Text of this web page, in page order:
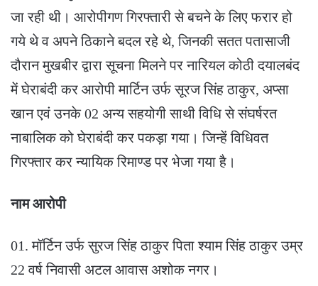
जा रही थी। आरोपीगण गिरफ्तारी से बचने के लिए फरार हो
गये थे व अपने ठिकाने बदल रहे थे, जिनकी सतत पतासाजी
दौरान मुखबीर द्वारा सूचना मिलने पर नारियल कोठी दयालबंद
में घेराबंदी कर आरोपी मार्टिन उर्फ सूरज सिंह ठाकुर, अप्सा
खान एवं उनके 02 अन्य सहयोगी साथी विधि से संघर्षरत
नाबालिक को घेराबंदी कर पकड़ा गया। जिन्हें विधिवत
गिरफ्तार कर न्यायिक रिमाण्ड पर भेजा गया है।
नाम आरोपी
01. मॉर्टिन उर्फ सुरज सिंह ठाकुर पिता श्याम सिंह ठाकुर उम्र
22 वर्ष निवासी अटल आवास अशोक नगर।